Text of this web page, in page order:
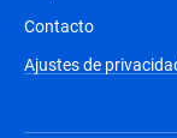
Contacto
Ajustes de